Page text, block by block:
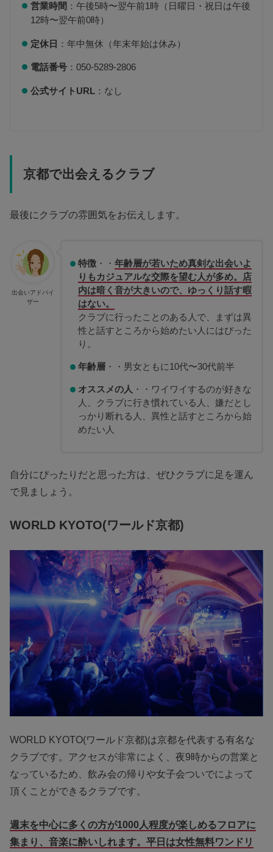
営業時間 ：午後5時〜翌午前1時（日曜日・祝日は午後
12時〜翌午前0時）
定休日 ：年中無休（年末年始は休み）
電話番号：050-5289-2806
公式サイトURL：なし
京都で出会えるクラブ
最後にクラブの雰囲気をお伝えします。
出会いアドバイ
ザー
特徴・・ 年齢層が若いため真剣な出会いよ
りもカジュアルな交際を望む人が多め。店
内は暗く音が大きいので、ゆっくり話す暇
はない。
クラブに行ったことのある人で、まずは異
性と話すところから始めたい人にはぴった
り。
年齢層・・男女ともに10代〜30代前半
オススメの人 ・・ワイワイするのが好きな
人、クラブに行き慣れている人、嫌だとし
っかり断れる人、異性と話すところから始
めたい人
自分にぴったりだと思った方は、ぜひクラブに足を運ん
で見ましょう。
WORLD KYOTO(ワールド京都)
WORLD KYOTO(ワールド京都)は京都を代表する有名な
クラブです。アクセスが非常によく、夜9時からの営業と
なっているため、飲み会の帰りや女子会ついでによって
頂くことができるクラブです。
週末を中心に多くの方が1000人程度が楽しめるフロアに
集まり、音楽に酔いしれます。平日は女性無料ワンドリ